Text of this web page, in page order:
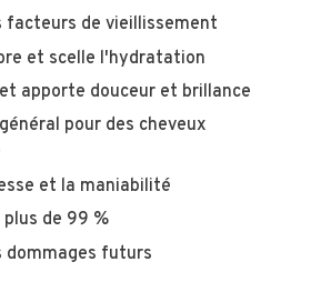
facteurs de vieillissement
et scelle l'hydratation
apporte douceur et brillance
pour des cheveux
et la maniabilité
de 99 %
dommages futurs